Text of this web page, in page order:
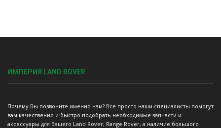
ИМПЕРИЯ LAND ROVER
Почему Вы позвоните именно нам? Все просто наши специалисты помогут
вам качественно и быстро подобрать необходимые запчасти и
аксессуары для Вашего Land Rover, Range Rover, а наличие большого